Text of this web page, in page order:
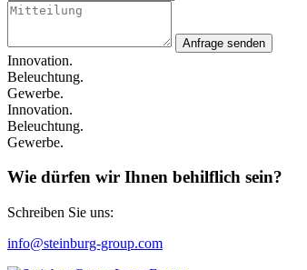
Anfrage senden
Innovation.
Beleuchtung.
Gewerbe.
Innovation.
Beleuchtung.
Gewerbe.
Wie dürfen wir Ihnen behilflich sein?
Schreiben Sie uns:
info@steinburg-group.com